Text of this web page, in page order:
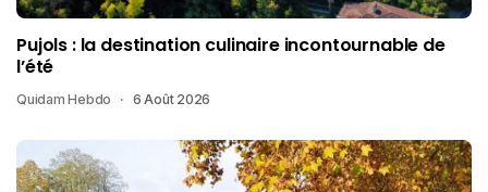
Pujols : la destination culinaire incontournable de
l’été
Quidam Hebdo 6 Août 2026